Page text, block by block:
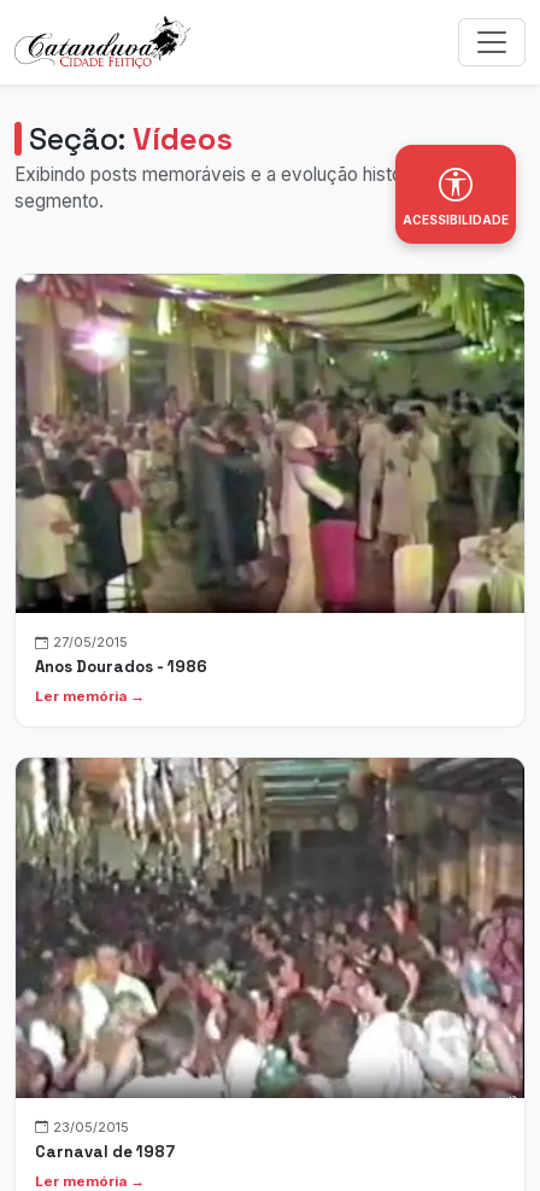
Seção: Vídeos
Exibindo posts memoráveis e a evolução histórica deste
segmento.
27/05/2015
Anos Dourados - 1986
Ler memória →
23/05/2015
Carnaval de 1987
Ler memória →
ACESSIBILIDADE